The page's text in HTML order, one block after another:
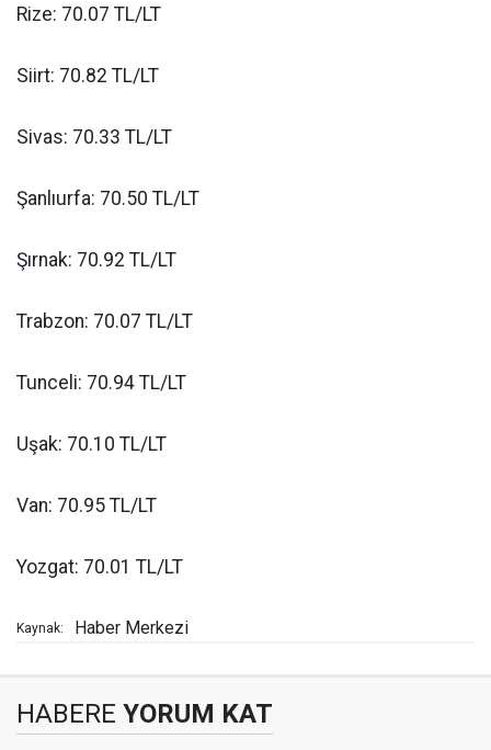
Rize: 70.07 TL/LT
Siirt: 70.82 TL/LT
Sivas: 70.33 TL/LT
Şanlıurfa: 70.50 TL/LT
Şırnak: 70.92 TL/LT
Trabzon: 70.07 TL/LT
Tunceli: 70.94 TL/LT
Uşak: 70.10 TL/LT
Van: 70.95 TL/LT
Yozgat: 70.01 TL/LT
Kaynak: Haber Merkezi
HABERE YORUM KAT